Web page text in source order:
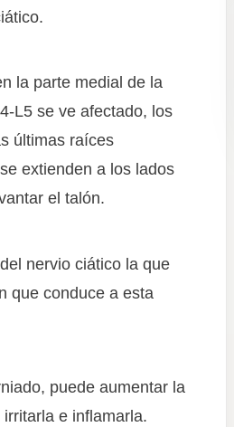
la parte medial de la
L5 se ve afectado, los
últimas raíces
extienden a los lados
el talón.
nervio ciático la que
que conduce a esta
puede aumentar la
e inflamarla.